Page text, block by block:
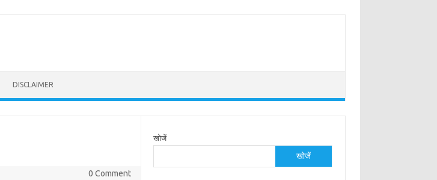
DISCLAIMER
0 Comment
खोजें
खोजें